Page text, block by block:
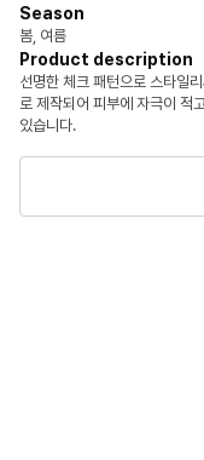
Season
봄, 여름
Product description
선명한 체크 패턴으로 스타일
로 제작되어 피부에 자극이 적
있습니다.